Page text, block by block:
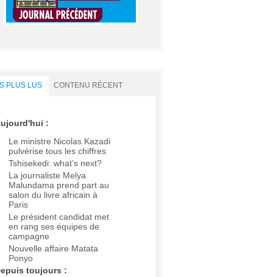
PLUS LUS CONTENU RÉCENT
:
Le ministre Nicolas Kazadi
pulvérise tous les chiffres
Tshisekedi: what’s next?
La journaliste Melya
Malundama prend part au
salon du livre africain à
Paris
Le président candidat met
en rang ses équipes de
campagne
Nouvelle affaire Matata
Ponyo
toujours :